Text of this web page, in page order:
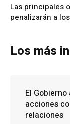
Las principales
penalizarán a
Los más
El
acciones
relaciones